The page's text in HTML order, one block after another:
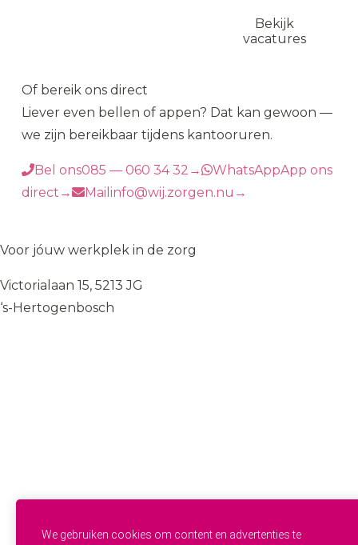
We gebruiken cookies om content en advertenties te
Bekijk
vacatures
Of bereik ons direct
Liever even bellen of appen? Dat kan gewoon —
we zijn bereikbaar tijdens kantooruren.
Bel ons085 — 060 34 32 → WhatsAppApp ons
direct → Mail info@wij.zorgen.nu →
Voor jóuw werkplek in de zorg
Victorialaan 15, 5213 JG
‘s-Hertogenbosch
Helpende Plus